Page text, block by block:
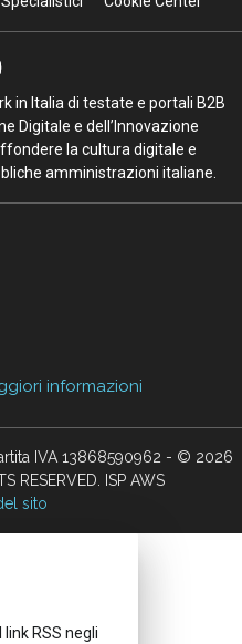
in Italia di testate e portali B2B
Digitale e dell’Innovazione
la cultura digitale e
amministrazioni italiane.
informazioni
IVA 13868590962 - © 2026
RESERVED. ISP AWS
sito
RSS negli